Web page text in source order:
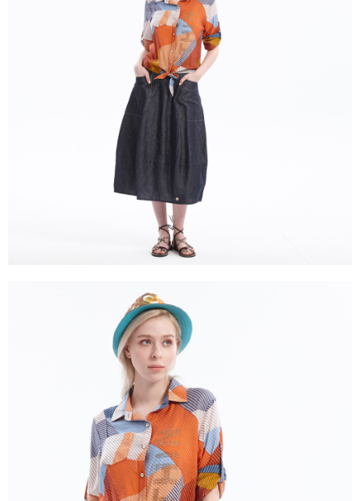
恩沛科技股份有限公司將有權停止該用戶之使用額度並採取法律行動。